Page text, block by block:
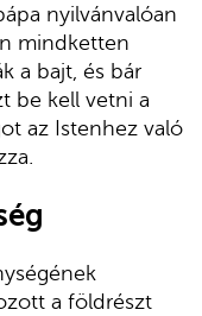
nyilvánvalóan
mindketten
a bajt, és bár
be kell vetni a
az Istenhez való
a földrészt